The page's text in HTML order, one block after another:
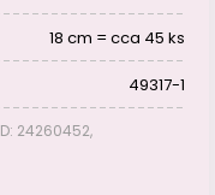
18 cm = cca 45 ks
49317-1
24260452,